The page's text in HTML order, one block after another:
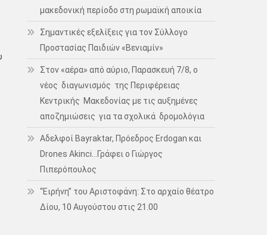
μακεδονική περίοδο στη ρωμαϊκή αποικία
Σημαντικές εξελίξεις για τον Σύλλογο
Προστασίας Παιδιών «Βενιαμίν»
Στον «αέρα» από αύριο, Παρασκευή 7/8, ο
νέος διαγωνισμός της Περιφέρειας
Κεντρικής Μακεδονίας με τις αυξημένες
αποζημιώσεις για τα σχολικά δρομολόγια
Αδελφοί Bayraktar, Πρόεδρος Erdogan και
Drones Akinci…Γράφει ο Γιώργος
Πιπερόπουλος
“Ειρήνη” του Αριστοφάνη: Στο αρχαίο θέατρο
Δίου, 10 Αυγούστου στις 21.00